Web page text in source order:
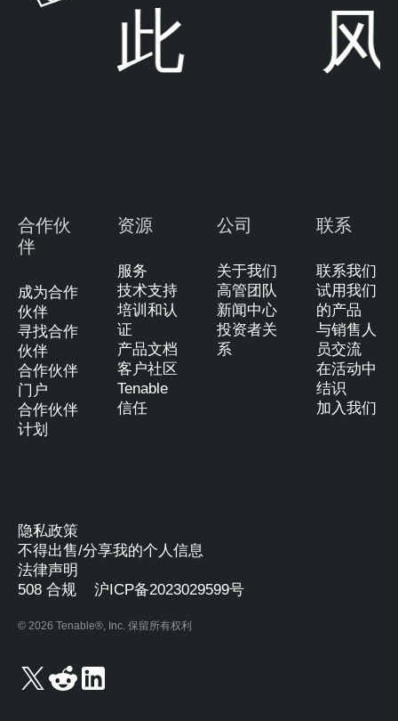
此
合作伙
伴
成为合作
伙伴
寻找合作
伙伴
合作伙伴
门户
合作伙伴
计划
资源
服务
技术支持
培训和认
证
产品文档
客户社区
Tenable
信任
公司
关于我们
高管团队
新闻中心
投资者关
系
联系
联系我们
试用我们
的产品
与销售人
员交流
在活动中
结识
加入我们
隐私政策
不得出售/分享我的个人信息
法律声明
508 合规
沪ICP备2023029599号
© 2026 Tenable®, Inc. 保留所有权利